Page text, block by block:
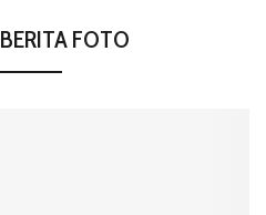
BERITA FOTO